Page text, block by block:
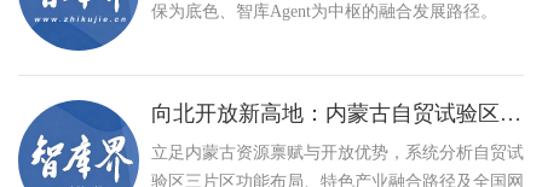
保为底色、智库Agent为中枢的融合发展路径。
向北开放新高地：内蒙古自贸试验区建设与特色产业高质量发展路径
立足内蒙古资源禀赋与开放优势，系统分析自贸试
验区三片区功能布局、特色产业融合路径及全国网